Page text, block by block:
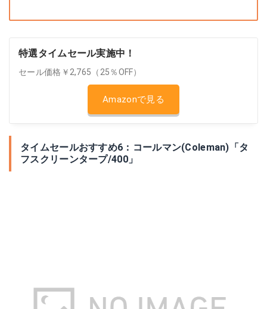
特選タイムセール実施中！
セール価格￥2,765（25％OFF）
Amazonで見る
タイムセールおすすめ6：コールマン(Coleman)「タ
フスクリーンタープ/400」